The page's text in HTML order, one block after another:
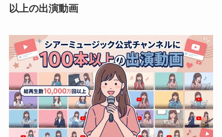
以上の出演動画